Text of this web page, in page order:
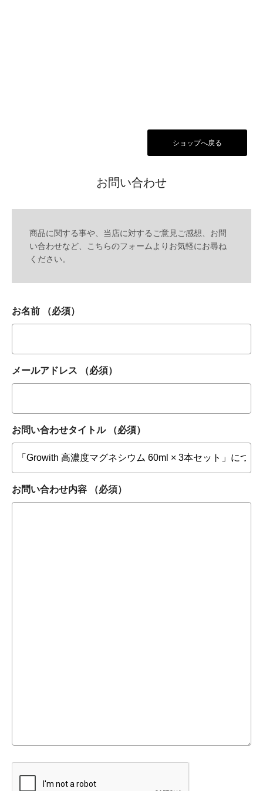
ショップへ戻る
お問い合わせ
商品に関する事や、当店に対するご意見ご感想、お問
い合わせなど、こちらのフォームよりお気軽にお尋ね
ください。
お名前 （必須）
メールアドレス （必須）
お問い合わせタイトル （必須）
お問い合わせ内容 （必須）